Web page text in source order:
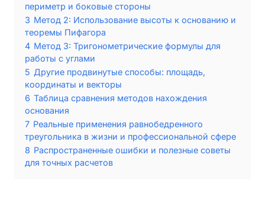
периметр и боковые стороны
3 Метод 2: Использование высоты к основанию и
теоремы Пифагора
4 Метод 3: Тригонометрические формулы для
работы с углами
5 Другие продвинутые способы: площадь,
координаты и векторы
6 Таблица сравнения методов нахождения
основания
7 Реальные применения равнобедренного
треугольника в жизни и профессиональной сфере
8 Распространенные ошибки и полезные советы
для точных расчетов